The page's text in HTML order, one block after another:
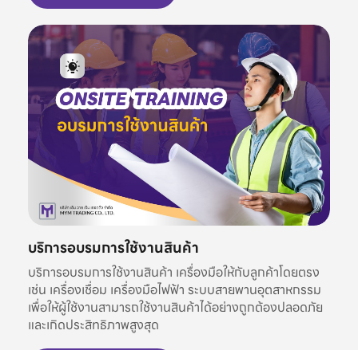
บริการอบรมการใช้งานสินค้า
บริการอบรมการใช้งานสินค้า เครื่องมือให้กับลูกค้าโดยตรง
เช่น เครื่องเชื่อม เครื่องมือไฟฟ้า ระบบสายพานอุตสาหกรรม
เพื่อให้ผู้ใช้งานสามารถใช้งานสินค้าได้อย่างถูกต้องปลอดภัย
และเกิดประสิทธิภาพสูงสุด